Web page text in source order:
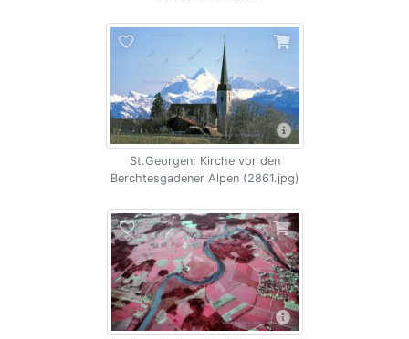
St.Georgen: Kirche vor den
Berchtesgadener Alpen (2861.jpg)